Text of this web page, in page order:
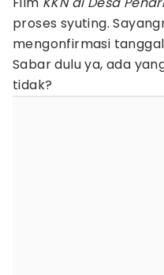
proses syuting.
mengonfirmasi
Sabar dulu ya, ada
tidak?